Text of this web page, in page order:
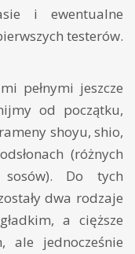
i ewentualne
testerów.
pełnymi jeszcze
od początku,
shoyu, shio,
(różnych
Do tych
dwa rodzaje
a cięższe
ale jednocześnie